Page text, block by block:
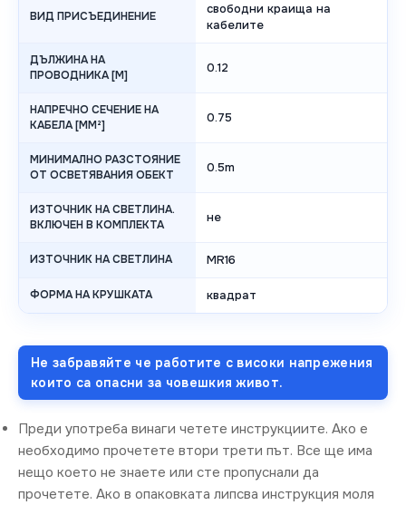
ВИД ПРИСЪЕДИНЕНИЕ
свободни краища на
кабелите
ДЪЛЖИНА НА
ПРОВОДНИКА [M]
0.12
НАПРЕЧНО СЕЧЕНИЕ НА
КАБЕЛА [MM²]
0.75
МИНИМАЛНО РАЗСТОЯНИЕ
ОТ ОСВЕТЯВАНИЯ ОБЕКТ
0.5m
ИЗТОЧНИК НА СВЕТЛИНА.
ВКЛЮЧЕН В КОМПЛЕКТА
не
ИЗТОЧНИК НА СВЕТЛИНА MR16
ФОРМА НА КРУШКАТА квадрат
Не забравяйте че работите с високи напрежения
които са опасни за човешкия живот.
Преди употреба винаги четете инструкциите. Ако е
необходимо прочетете втори трети път. Все ще има
нещо което не знаете или сте пропуснали да
прочетете. Ако в опаковката липсва инструкция моля